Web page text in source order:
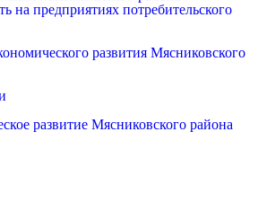
на предприятиях потребительского
развития Мясниковского
развитие Мясниковского района